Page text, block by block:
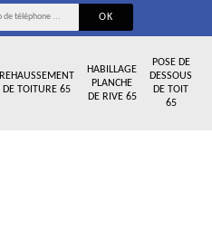
REHAUSSEMENT
DE TOITURE 65
HABILLAGE
PLANCHE
DE RIVE 65
POSE DE
DESSOUS
DE TOIT
65